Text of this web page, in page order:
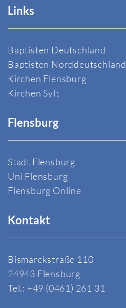
Links
Baptisten Deutschland
Baptisten Norddeutschland
Kirchen Flensburg
Kirchen Sylt
Flensburg
Stadt Flensburg
Uni Flensburg
Flensburg Online
Kontakt
Bismarckstraße 110
24943 Flensburg
Tel.: +49 (0461) 261 31